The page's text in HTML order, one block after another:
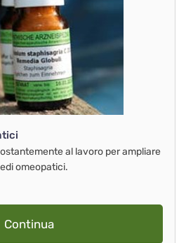
al lavoro per ampliare
omeopatici.
Continua